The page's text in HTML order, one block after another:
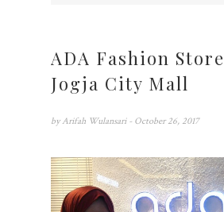
ADA Fashion
Jogja City Mall
by Arifah Wulansari - October 26, 2017